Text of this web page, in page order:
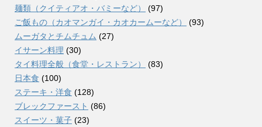
麺類（クイティアオ・バミーなど）
(97)
ご飯もの（カオマンガイ・カオカームーなど）
(93)
ムーガタとチムチュム (27)
イサーン料理 (30)
タイ料理全般（食堂・レストラン）
(83)
日本食 (100)
ステーキ・洋食 (128)
ブレックファースト (86)
スイーツ・菓子 (23)